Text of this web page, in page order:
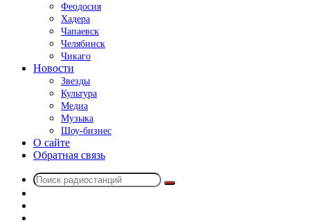
Феодосия
Хадера
Чапаевск
Челябинск
Чикаго
Новости
Звезды
Культура
Медиа
Музыка
Шоу-бизнес
О сайте
Обратная связь
Поиск